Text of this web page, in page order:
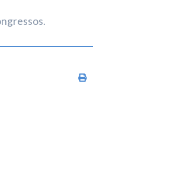
Imprimir conteúdo